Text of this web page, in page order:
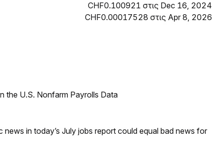
CHF0.100921 στις Dec 16, 2024
CHF0.00017528 στις Apr 8, 2026
the U.S. Nonfarm Payrolls Data
in today’s July jobs report could equal bad news for